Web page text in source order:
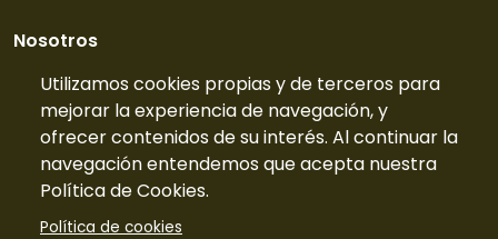
Utilizamos cookies propias y de terceros para
mejorar la experiencia de navegación, y
ofrecer contenidos de su interés. Al continuar la
navegación entendemos que acepta nuestra
Política de Cookies.
Política de cookies
Nosotros
Quiénes somos
Contacto
Tarifas
Preguntas frecuentes
Información